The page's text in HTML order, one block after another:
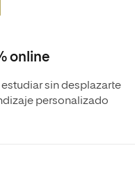
online
sin desplazarte
personalizado